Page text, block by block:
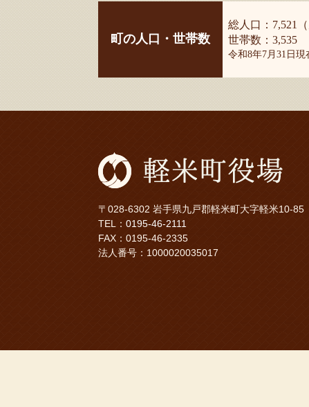
町の人口・世帯数
総人口：7,521（
世帯数：3,535
令和8年7月31日
〒028-6302 岩手県九戸郡軽米町大字軽米10-85
TEL： 0195-46-2111
FAX：0195-46-2335
法人番号：1000020035017